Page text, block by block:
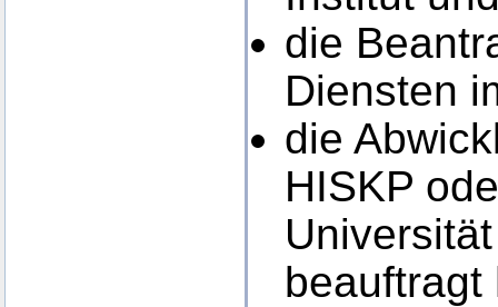
die
Diensten
die
HISKP
beauftragt